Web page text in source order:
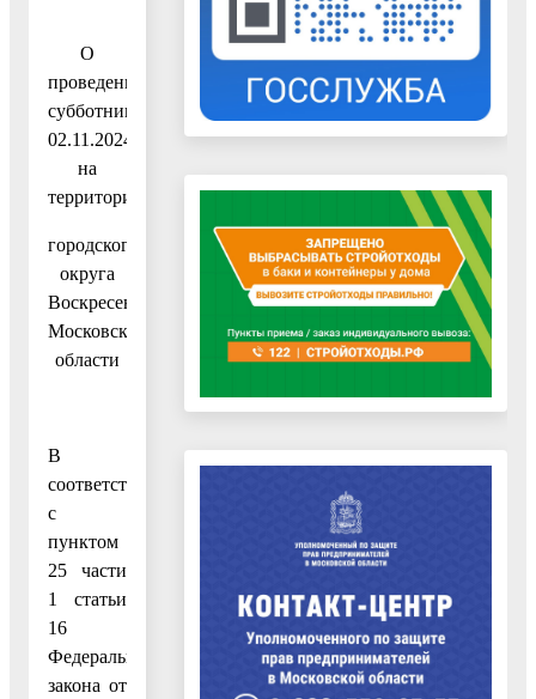
О
проведении
субботника
02.11.2024
на
территории
городского
округа
Воскресенск
Московской
области
В
соответствии
с
пунктом
25 части
1 статьи
16
Федерального
закона от